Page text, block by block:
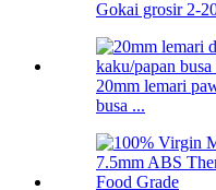
Gokai grosir 2-
20mm lemari
busa ...